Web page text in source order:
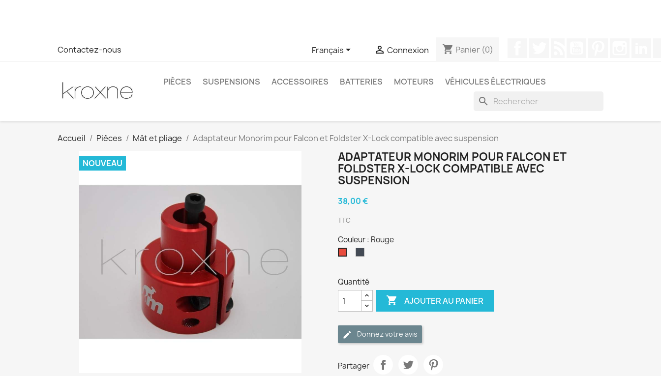
Contactez-nous Français  Connexion shopping_cart Panier (0)
PIÈCES SUSPENSIONS ACCESSOIRES BATTERIES MOTEURS VÉHICULES ÉLECTRIQUES
search
Accueil Pièces Mât et pliage Adaptateur Monorim pour Falcon et Foldster X-Lock compatible avec suspension
NOUVEAU
ADAPTATEUR MONORIM POUR FALCON ET
FOLDSTER X-LOCK COMPATIBLE AVEC
SUSPENSION
38,00 €
TTC
Couleur : Rouge
Quantité
 AJOUTER AU PANIER
Donnez votre avis
Partager